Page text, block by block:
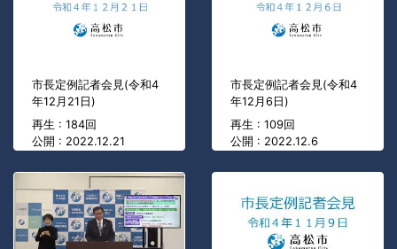
市長定例記者会見(令和4
年12月21日)
再生 : 184回
公開 : 2022.12.21
市長定例記者会見(令和4
年12月6日)
再生 : 109回
公開 : 2022.12.6